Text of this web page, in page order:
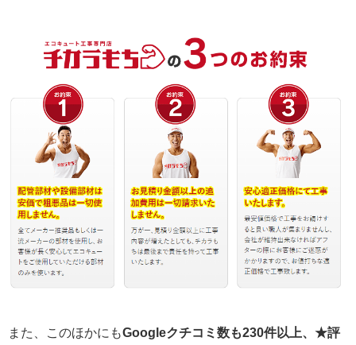
また、このほかにもGoogleクチコミ数も230件以上、★評